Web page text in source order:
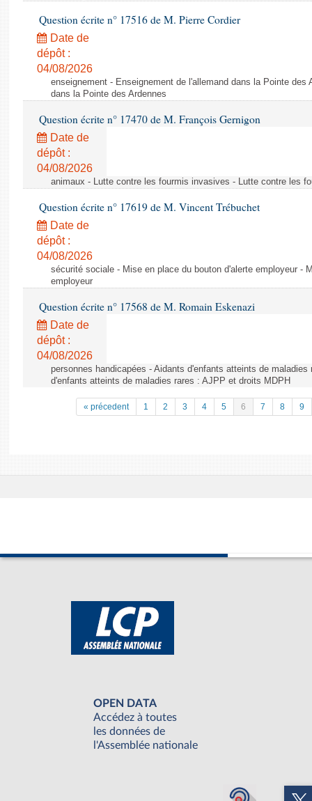
Question écrite n° 17516 de M. Pierre Cordier
Date de
dépôt :
04/08/2026
enseignement - Enseignement de l'allemand dans la Pointe des
dans la Pointe des Ardennes
Question écrite n° 17470 de M. François Gernigon
Date de
dépôt :
04/08/2026
animaux - Lutte contre les fourmis invasives - Lutte contre les
Question écrite n° 17619 de M. Vincent Trébuchet
Date de
dépôt :
04/08/2026
sécurité sociale - Mise en place du bouton d'alerte employeur -
employeur
Question écrite n° 17568 de M. Romain Eskenazi
Date de
dépôt :
04/08/2026
personnes handicapées - Aidants d'enfants atteints de
d'enfants atteints de maladies rares : AJPP et droits MDPH
« précedent 1 2 3 4 5 6 7 8 9
OPEN DATA
Accédez à toutes
les données de
l'Assemblée nationale